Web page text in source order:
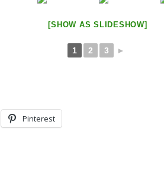
[SHOW AS SLIDESHOW]
1 2 3 ►
Pinterest